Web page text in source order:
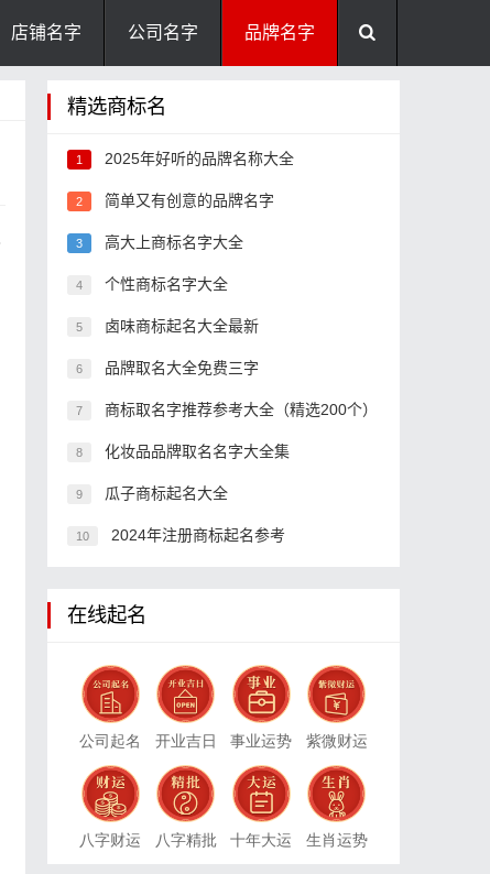
店铺名字 公司名字 品牌名字
精选商标名
1 2025年好听的品牌名称大全
2 简单又有创意的品牌名字
3 高大上商标名字大全
4 个性商标名字大全
5 卤味商标起名大全最新
6 品牌取名大全免费三字
7 商标取名字推荐参考大全（精选200个）
8 化妆品品牌取名名字大全集
9 瓜子商标起名大全
10 2024年注册商标起名参考
在线起名
公司起名 开业吉日 事业运势 紫微财运
八字财运 八字精批 十年大运 生肖运势